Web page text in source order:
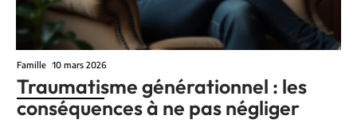
Famille 10 mars 2026
Traumatisme générationnel : les
conséquences à ne pas négliger